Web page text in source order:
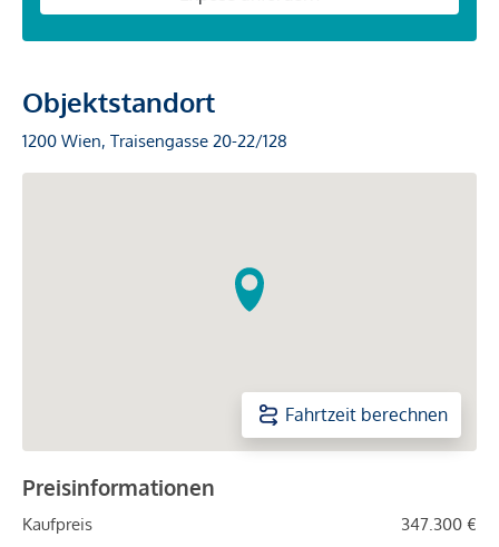
Objektstandort
1200 Wien, Traisengasse 20-22/128
Fahrtzeit berechnen
Preisinformationen
Kaufpreis
347.300 €